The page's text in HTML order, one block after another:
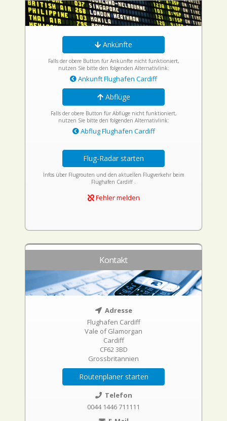
Ankünfte
Falls der obere Button für Ankünfte nicht funktioniert,
nutzen Sie bitte den folgenden Alternativlink:
Ankunft Flughafen Cardiff
Abflüge
Falls der obere Button für Abflüge nicht funktioniert,
nutzen Sie bitte den folgenden Alternativlink:
Abflug Flughafen Cardiff
Flug-Radar starten
Infos über Flugrouten und den aktuellen Flugverkehr beim
Flughafen Cardiff .
Fehler melden
Kontakt
Adresse
Flughafen Cardiff
Vale of Glamorgan
Cardiff
CF62 3BD
Grossbritannien
Routenplaner starten
Telefon
0044 1446 711111